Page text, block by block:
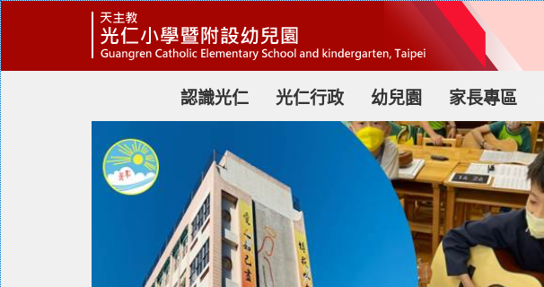
認識光仁 光仁行政 幼兒園 家長專區